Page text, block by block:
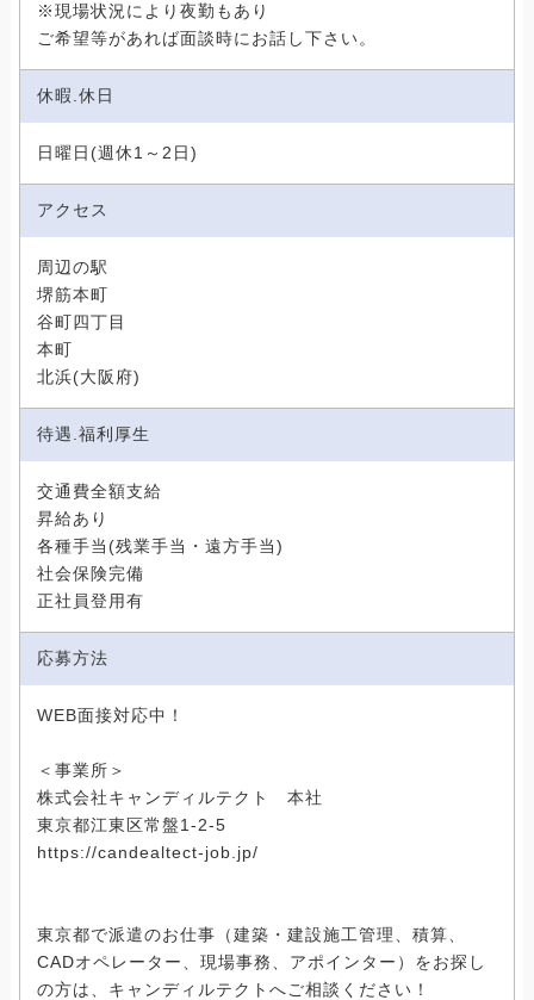
※現場状況により夜勤もあり
ご希望等があれば面談時にお話し下さい。
休暇.休日
日曜日(週休1～2日)
アクセス
周辺の駅
堺筋本町
谷町四丁目
本町
北浜(大阪府)
待遇.福利厚生
交通費全額支給
昇給あり
各種手当(残業手当・遠方手当)
社会保険完備
正社員登用有
応募方法
WEB面接対応中！
＜事業所＞
株式会社キャンディルテクト 本社
東京都江東区常盤1-2-5
https://candealtect-job.jp/
東京都で派遣のお仕事（建築・建設施工管理、積算、
CADオペレーター、現場事務、アポインター）をお探し
の方は、キャンディルテクトへご相談ください！